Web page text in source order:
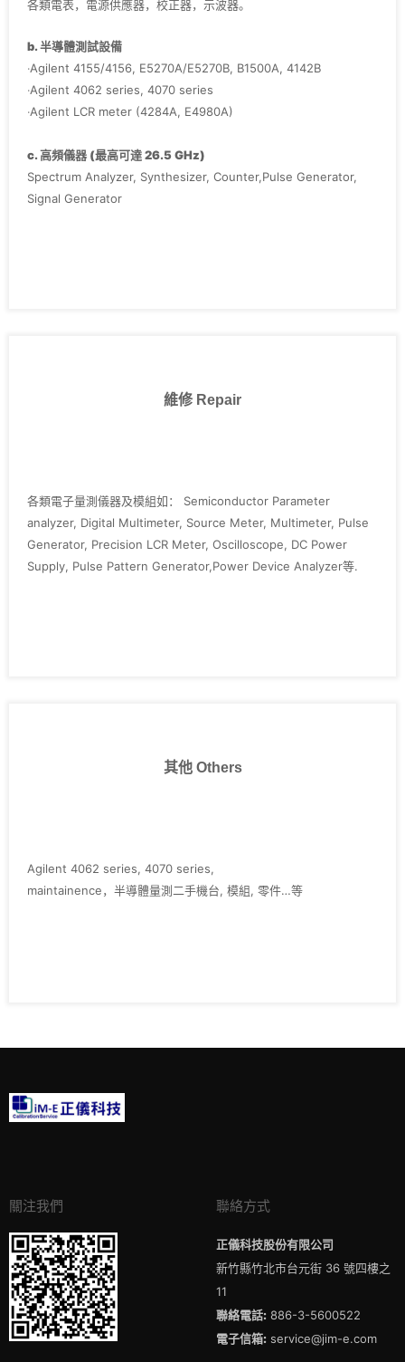
各類電表，電源供應器，校正器，示波器。
b. 半導體測試設備
‧Agilent 4155/4156, E5270A/E5270B, B1500A, 4142B
‧Agilent 4062 series, 4070 series
‧Agilent LCR meter (4284A, E4980A)
‧Agilent E4411B
‧Keithley 2400 series, 236, 237, 238, 2636,3700
c. 高頻儀器 (最高可達 26.5 GHz)
Spectrum Analyzer, Synthesizer, Counter,Pulse Generator,
Signal Generator
維修 Repair
各類電子量測儀器及模組如： Semiconductor Parameter
analyzer, Digital Multimeter, Source Meter, Multimeter, Pulse
Generator, Precision LCR Meter, Oscilloscope, DC Power
Supply, Pulse Pattern Generator,Power Device Analyzer等.
其他 Others
Agilent 4062 series, 4070 series,
maintainence，半導體量測二手機台, 模組, 零件…等
關注我們 聯絡方式
正儀科技股份有限公司
新竹縣竹北市台元街 36 號四樓之
11
聯絡電話: 886-3-5600522
電子信箱: service@jim-e.com